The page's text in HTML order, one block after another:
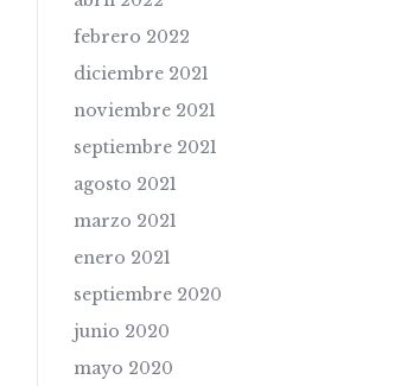
febrero 2022
diciembre 2021
noviembre 2021
septiembre 2021
agosto 2021
marzo 2021
enero 2021
septiembre 2020
junio 2020
mayo 2020